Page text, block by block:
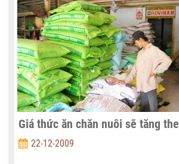
đã có nhiều chính sách khuyến
Giá thức ăn chăn nuôi sẽ tăng
22-12-2009